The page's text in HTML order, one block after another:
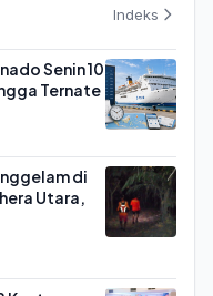
Indeks
Senin 10
Ternate
di
Utara,